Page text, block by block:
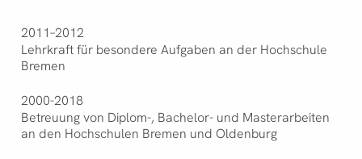
2011–2012
Lehrkraft für besondere Aufgaben an der Hochschule
Bremen
2000-2018
Betreuung von Diplom-, Bachelor- und Masterarbeiten
an den Hochschulen Bremen und Oldenburg